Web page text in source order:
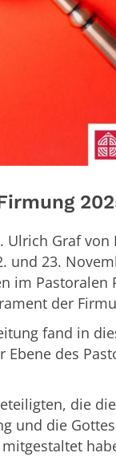
Ulrich Graf von
und 23.
im Pastoralen
der
fand in
Ebene des
die die
und die